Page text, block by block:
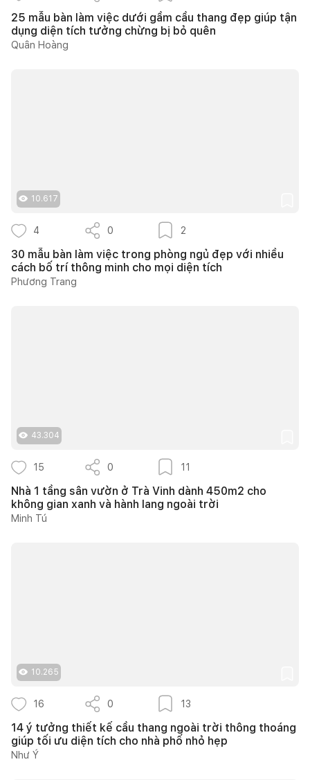
25 mẫu bàn làm việc dưới gầm cầu thang đẹp giúp tận
dụng diện tích tưởng chừng bị bỏ quên
Quân Hoàng
10.617
4 0 2
30 mẫu bàn làm việc trong phòng ngủ đẹp với nhiều
cách bố trí thông minh cho mọi diện tích
Phương Trang
43.304
15 0 11
Nhà 1 tầng sân vườn ở Trà Vinh dành 450m2 cho
không gian xanh và hành lang ngoài trời
Minh Tú
10.265
16 0 13
14 ý tưởng thiết kế cầu thang ngoài trời thông thoáng
giúp tối ưu diện tích cho nhà phố nhỏ hẹp
Như Ý